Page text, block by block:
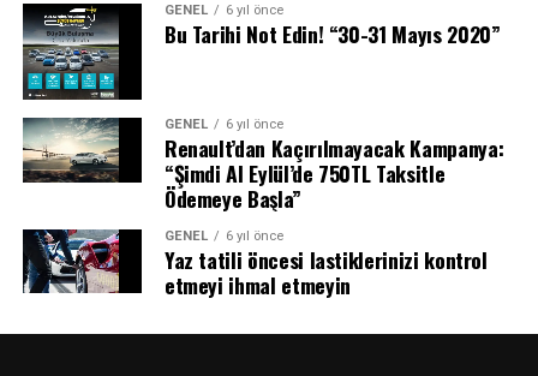
GENEL 6 yıl önce
Bu Tarihi Not Edin! “30-31 Mayıs 2020”
GENEL 6 yıl önce
Renault’dan Kaçırılmayacak Kampanya:
“Şimdi Al Eylül’de 750TL Taksitle
Ödemeye Başla”
GENEL 6 yıl önce
Yaz tatili öncesi lastiklerinizi kontrol
etmeyi ihmal etmeyin